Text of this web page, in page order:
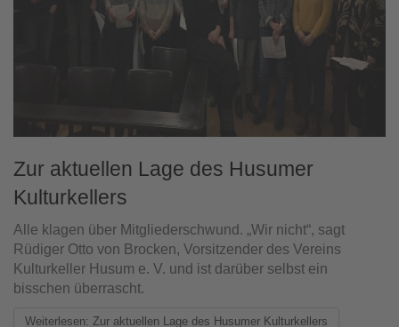
Zur aktuellen Lage des Husumer
Kulturkellers
Alle klagen über Mitgliederschwund. „Wir nicht“, sagt
Rüdiger Otto von Brocken, Vorsitzender des Vereins
Kulturkeller Husum e. V. und ist darüber selbst ein
bisschen überrascht.
Weiterlesen: Zur aktuellen Lage des Husumer Kulturkellers